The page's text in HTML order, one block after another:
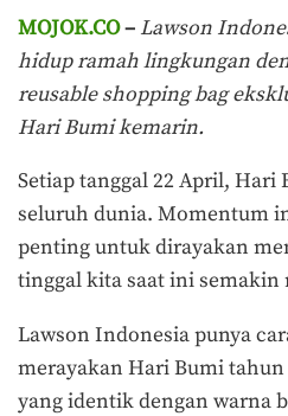
MOJOK.CO– Lawson
hidup ramah lingkungan
reusable shopping bag
Hari Bumi kemarin.
Setiap tanggal 22 April, Hari
seluruh dunia. Momentum
penting untuk dirayakan
tinggal kita saat ini semakin
Lawson Indonesia punya
merayakan Hari Bumi
yang identik dengan warna